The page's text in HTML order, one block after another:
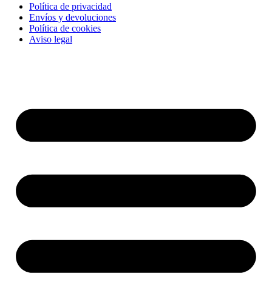
Política de privacidad
Envíos y devoluciones
Política de cookies
Aviso legal